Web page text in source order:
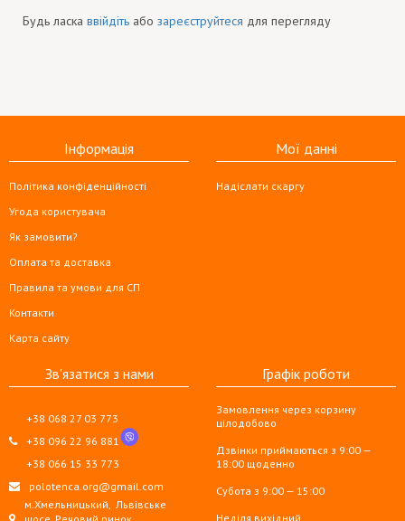
Будь ласка ввійдіть або зареєструйтеся для перегляду
Інформація
Політика конфіденційності
Угода користувача
Як замовити?
Оплата та доставка
Правила та умови для СП
Контакти
Карта сайту
Мої данні
Надіслати скаргу
Зв'язатися з нами
+38 068 27 03 773
+38 096 22 96 881
+38 066 15 33 773
polotenca.org@gmail.com
м.Хмельницький, Львівське
Графік роботи
Замовлення через корзину
цілодобово
Дзвінки приймаються з 9:00 —
18:00 щоденно
Субота з 9:00 — 15:00
Неділя вихідний